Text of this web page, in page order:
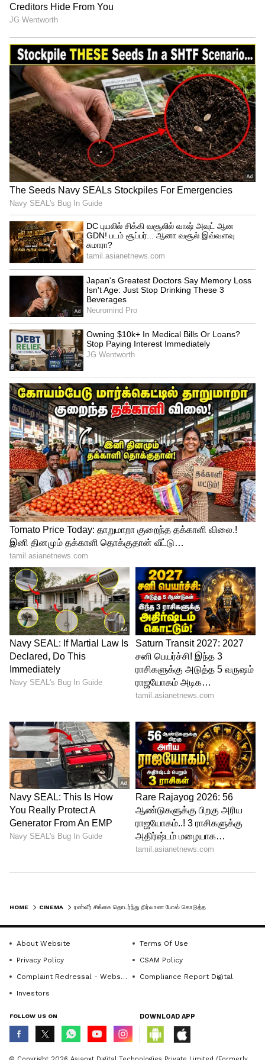
Vishnu Vishal
தற்போது மோகன்தாஸ் என்னும் படத்தில்
நடித்து வருகிறார் விஷ்ணு விஷால். இதற்கு
இடையே இடையே குடும்ப சிக்கல்களிலும்
மாட்டியிருந்த விஷ்ணு விஷால் முன்னாள்
மனைவி ரஜினி நடராஜன் என்பவரை
விவாகரத்து செய்தபி பிறகு ஜவாலா குட்டா
என்பவரை திருமணம் செய்து
கொண்டுள்ளார்.
மேலும் செய்திகளுக்கு..
சமந்தாவிற்கு மூன்றாம் இடம் நயனுக்கு
..பாலிவுட் நாயகிகளை பின்னுக்கு
தள்ளிய ரகசியத்தை சொன்ன நாயகி!
4
4
Vishnu Vishal
இந்நிலையில் இவர் பாலிவுட் நடிகர்
போன்று நிர்வாண புகைப்படத்தை
இந்த புகைப்படத்தை தனது மனைவி
எடுத்துள்ளதாகவும் கூறியுள்ளார்.
முன்னதாக பாலிவுட் நடிகர் ரன்வீர்சிங்
பிரபல பத்திரிக்கையின் அட்டை
பக்கத்திற்காக நிர்வாண போஸ்
கொடுத்திருந்தது பெரும் சர்ச்சைகளை
கிளப்பு இருந்த நிலைகளை, தமிழ்
ஏற்படுத்தியுள்ளது. இது குறித்து
LATEST VIDEOS
HOME CINEMA
About Website
Terms Of Use
Privacy Policy
CSAM Policy
Complaint Redressal - Website
Compliance Report Digital
Investors
FOLLOW US ON DOWNLOAD APP